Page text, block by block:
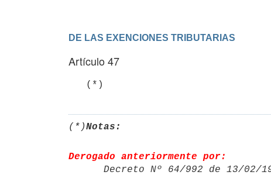
DE LAS EXENCIONES TRIBUTARIAS
Artículo 47
   (*)
(*)Notas:
Derogado anteriormente por:
Decreto Nº 64/992 de 13/02/